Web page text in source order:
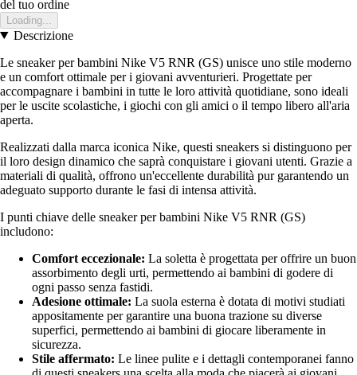
del tuo ordine
Loading...
Descrizione
Le sneaker per bambini Nike V5 RNR (GS) unisce uno stile moderno
e un comfort ottimale per i giovani avventurieri. Progettate per
accompagnare i bambini in tutte le loro attività quotidiane, sono ideali
per le uscite scolastiche, i giochi con gli amici o il tempo libero all'aria
aperta.
Realizzati dalla marca iconica Nike, questi sneakers si distinguono per
il loro design dinamico che saprà conquistare i giovani utenti. Grazie a
materiali di qualità, offrono un'eccellente durabilità pur garantendo un
adeguato supporto durante le fasi di intensa attività.
I punti chiave delle sneaker per bambini Nike V5 RNR (GS)
includono:
Comfort eccezionale: La soletta è progettata per offrire un buon
assorbimento degli urti, permettendo ai bambini di godere di
ogni passo senza fastidi.
Adesione ottimale: La suola esterna è dotata di motivi studiati
appositamente per garantire una buona trazione su diverse
superfici, permettendo ai bambini di giocare liberamente in
sicurezza.
Stile affermato: Le linee pulite e i dettagli contemporanei fanno